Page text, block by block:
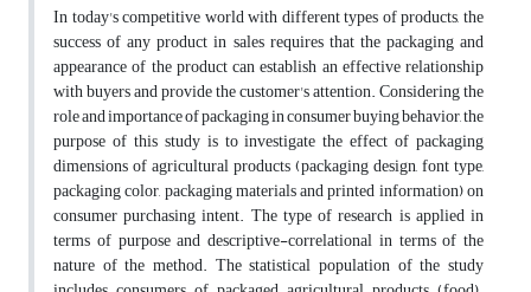
In today's competitive world with different types of products, the
success of any product in sales requires that the packaging and
appearance of the product can establish an effective relationship
with buyers and provide the customer's attention. Considering the
role and importance of packaging in consumer buying behavior, the
purpose of this study is to investigate the effect of packaging
dimensions of agricultural products (packaging design, font type,
packaging color, packaging materials and printed information) on
consumer purchasing intent. The type of research is applied in
terms of purpose and descriptive-correlational in terms of the
nature of the method. The statistical population of the study